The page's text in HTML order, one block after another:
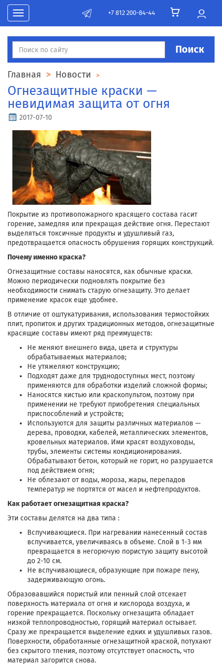
Toggle navigation
+7 812 200-84-44
Поиск
Главная Новости
Огнезащитные краски —
невидимая защита от огня
2017-07-10
Покрытие из противопожарного красящего состава гасит
горение, замедляя или прекращая действие огня. Перестают
выделяться токсичные продукты и удушливый газ,
предотвращается опасность обрушения горящих конструкций.
Почему именно краска?
Огнезащитные составы наносятся, как обычные краски.
Можно периодически подновлять покрытие без
необходимости снимать старую огнезащиту. Это делает
применение красок еще удобнее.
В отличие от оштукатуривания, использования термостойких
плит, пропиток и других традиционных методов, огнезащитные
красящие составы имеют ряд преимуществ:
Не меняют внешнего вида, цвета и структуры
обрабатываемых материалов;
Не утяжеляют конструкцию;
Подходят даже для труднодоступных мест, поэтому
применяются для обработки изделий сложной формы;
Наносятся кистью или краскопультом, поэтому при
применении не требуют приобретения специальных
приспособлений и устройств;
Используются для защиты различных материалов —
дерева, проводки, кабелей, металлических элементов,
кровельных материалов. Ими красят воздуховоды,
трубы, элементы системы кондиционирования.
Обрабатывают бетон, который не горит, но разрушается
под действием огня;
Не облезают от воды, мороза, жары, перепадов
температур не портятся от масел и нефтепродуктов.
Как работает огнезащитная краска?
Эти составы делятся на два типа :
Вспучивающиеся. При нагревании нанесенный состав
вспучивается, увеличиваясь в объеме. Слой в 1-3 мм
превращается в негорючую пористую защиту высотой
до 2-10 см.
Не вспучивающиеся, образующие при пожаре пену,
задерживающую огонь.
Образовавшийся пористый или пенный слой отсекает
поверхность материала от огня и кислорода воздуха, и
горение прекращается. Поскольку огнезащита обладает
низкой теплопроводностью, горящий материал остывает.
Сразу же прекращается выделение едких и удушливых газов.
Поверхности, обработанные огнезащитной краской, потухают
без скрытого тления, поэтому отсутствует опасность, что
материал загорится снова.